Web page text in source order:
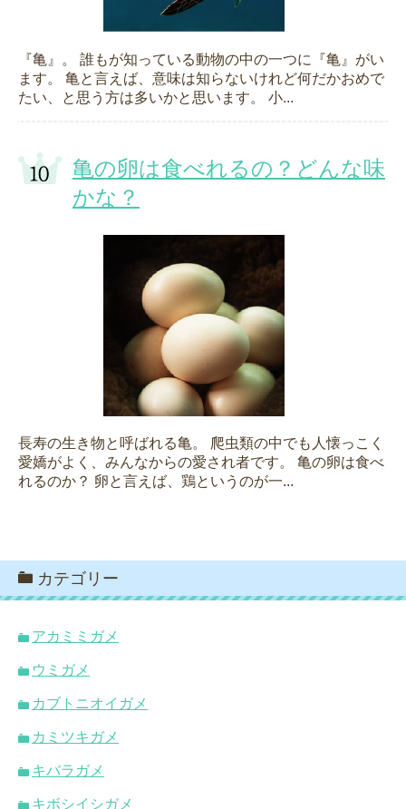
『亀』。 誰もが知っている動物の中の一つに『亀』がい
ます。 亀と言えば、意味は知らないけれど何だかおめで
たい、と思う方は多いかと思います。 小...
亀の卵は食べれるの？どんな味
かな？
長寿の生き物と呼ばれる亀。 爬虫類の中でも人懐っこく
愛嬌がよく、みんなからの愛され者です。 亀の卵は食べ
れるのか？ 卵と言えば、鶏というのが一...
カテゴリー
アカミミガメ
ウミガメ
カブトニオイガメ
カミツキガメ
キバラガメ
キボシイシガメ